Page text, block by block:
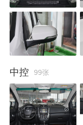
中控 99张